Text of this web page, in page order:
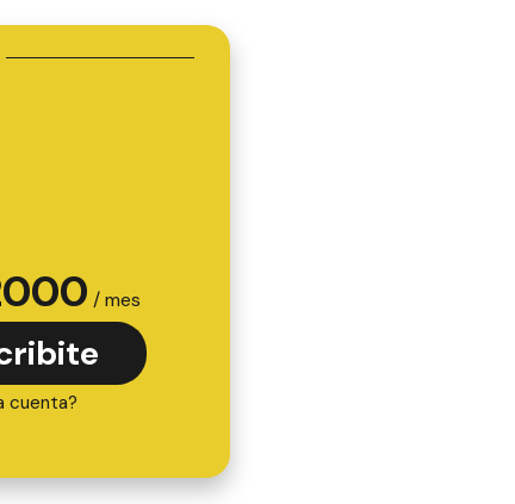
/ mes
cuenta?